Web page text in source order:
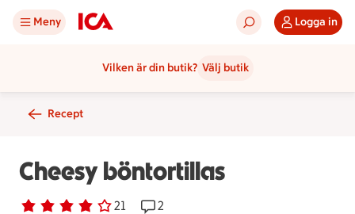
Meny Logga in
Vilken är din butik? Välj butik
Recept
Cheesy böntortillas
Betyg 3.8 av 5. 21
21 personer har röstatReceptet har 2 kommentarer
2